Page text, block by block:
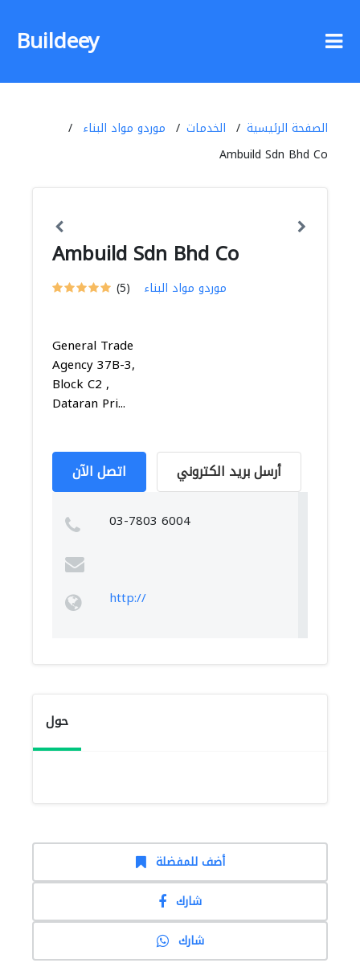
Buildeey
الصفحة الرئيسية الخدمات
موردو مواد البناء
Ambuild Sdn Bhd Co
Ambuild Sdn Bhd Co
(5) موردو مواد البناء
General Trade
Agency 37B-3,
Block C2 ,
Dataran Pri...
اتصل الآن أرسل بريد الكتروني
03-7803 6004
http://
حول
أضف للمفضلة
شارك
شارك